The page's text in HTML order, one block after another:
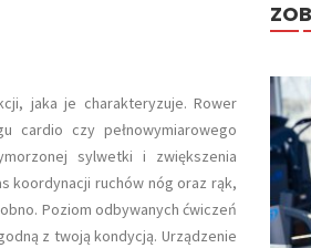
jaka je charakteryzuje. Rower
cardio czy pełnowymiarowego
sylwetki i zwiększenia
koordynacji ruchów nóg oraz rąk,
Poziom odbywanych ćwiczeń
z twoją kondycją. Urządzenie